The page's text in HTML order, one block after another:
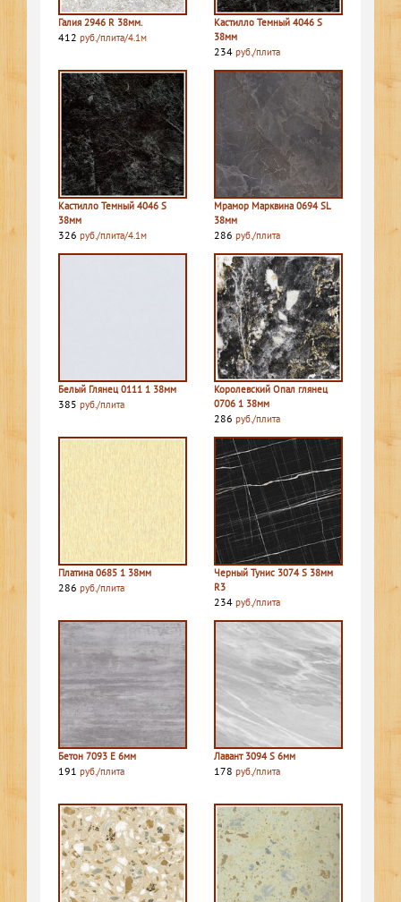
Галия 2946 R 38мм.
412 руб./плита/4.1м
Кастилло Темный 4046 S
38мм
234 руб./плита
Кастилло Темный 4046 S
38мм
326 руб./плита/4.1м
Мрамор Марквина 0694 SL
38мм
286 руб./плита
Белый Глянец 0111 1 38мм
385 руб./плита
Королевский Опал глянец
0706 1 38мм
286 руб./плита
Платина 0685 1 38мм
286 руб./плита
Черный Тунис 3074 S 38мм
R3
234 руб./плита
Бетон 7093 E 6мм
191 руб./плита
Лавант 3094 S 6мм
178 руб./плита